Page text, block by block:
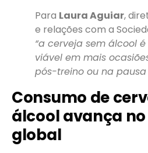
Para Laura Aguiar,
e relações com a
“a cerveja sem álcool
viável em mais
pós-treino ou na pausa
Consumo de
álcool avança
global